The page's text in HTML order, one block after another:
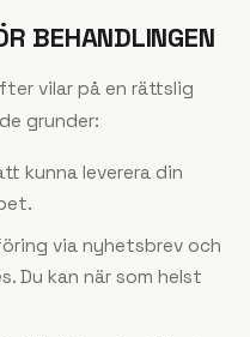
BEHANDLINGEN
vilar på en rättslig
grunder:
kunna leverera din
via nyhetsbrev och
Du kan när som helst